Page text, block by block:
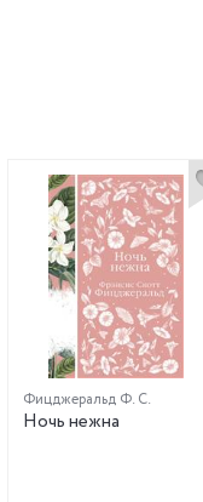
Фицджеральд Ф. С.
Ночь нежна